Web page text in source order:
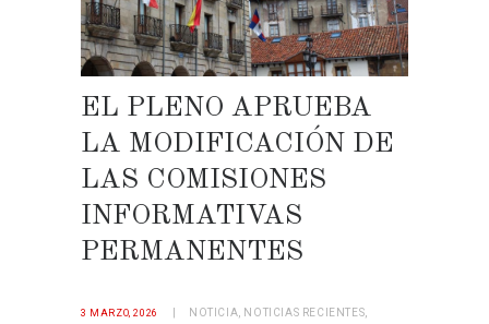
EL PLENO APRUEBA
LA MODIFICACIÓN DE
LAS COMISIONES
INFORMATIVAS
PERMANENTES
3 MARZO, 2026 NOTICIA NOTICIAS RECIENTES